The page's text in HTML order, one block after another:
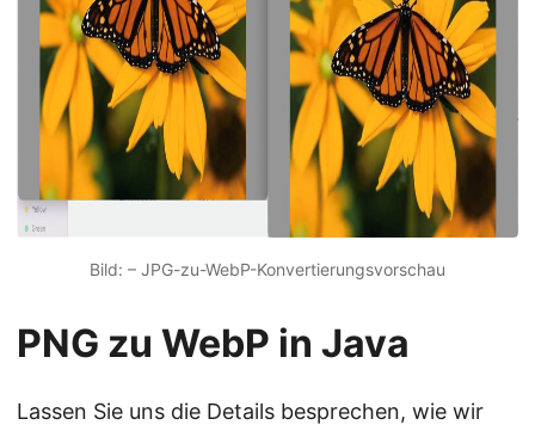
Bild: – JPG-zu-WebP-Konvertierungsvorschau
PNG zu WebP in Java
Lassen Sie uns die Details besprechen, wie wir